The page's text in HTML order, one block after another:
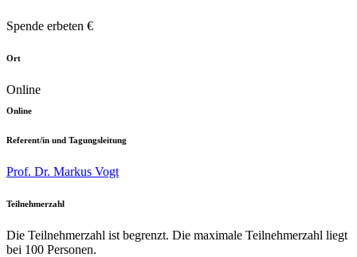
Spende erbeten €
Ort
Online
Online
Referent/in und Tagungsleitung
Prof. Dr. Markus Vogt
Teilnehmerzahl
Die Teilnehmerzahl ist begrenzt. Die maximale Teilnehmerzahl liegt
bei 100 Personen.